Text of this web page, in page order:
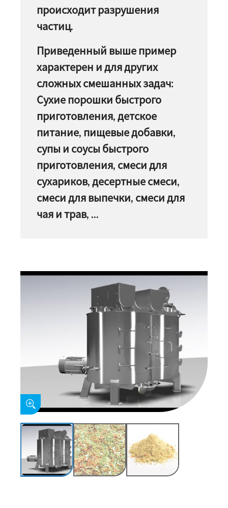
происходит разрушения
частиц.
Приведенный выше пример
характерен и для других
сложных смешанных задач:
Сухие порошки быстрого
приготовления, детское
питание, пищевые добавки,
супы и соусы быстрого
приготовления, смеси для
сухариков, десертные смеси,
смеси для выпечки, смеси для
чая и трав, ...